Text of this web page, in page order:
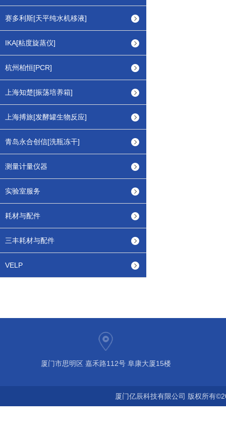
赛多利斯[天平纯水机移液]
IKA[粘度旋蒸仪]
杭州柏恒[PCR]
上海知楚[振荡培养箱]
上海搏旅[发酵罐生物反应]
青岛永合创信[洗瓶冻干]
测量计量仪器
实验室服务
耗材与配件
三丰耗材与配件
VELP
厦门市思明区 嘉禾路112号 阜康大厦15楼
厦门亿辰科技有限公司 版权所有